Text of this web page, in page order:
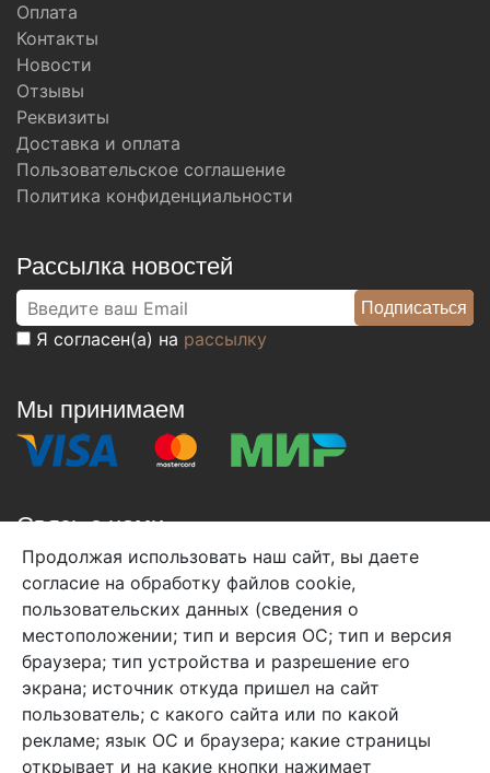
Оплата
Контакты
Новости
Отзывы
Реквизиты
Доставка и оплата
Пользовательское соглашение
Политика конфиденциальности
Рассылка новостей
Я согласен(а) на рассылку
Мы принимаем
Связь с нами
+7 (495) 933-38-08
info@arben-textile.ru- оптовые продажи
Арбен текстиль г. Щелково, пер.
1-й Советский д.25, владение 2.
Продолжая использовать наш сайт, вы даете
согласие на обработку файлов cookie,
пользовательских данных (сведения о
местоположении; тип и версия ОС; тип и версия
браузера; тип устройства и разрешение его
экрана; источник откуда пришел на сайт
пользователь; с какого сайта или по какой
рекламе; язык ОС и браузера; какие страницы
открывает и на какие кнопки нажимает